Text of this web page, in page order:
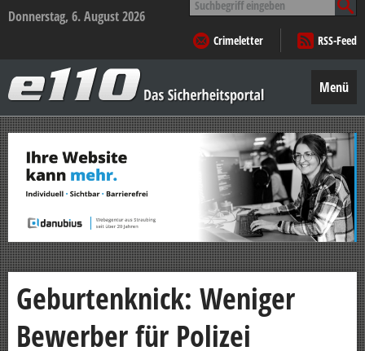
Donnerstag, 6. August 2026
nach:
Crimeletter
RSS-Feed
–
Das
Sicherheitsportal
Menü
Zum
Inhalt
springen
Geburtenknick: Weniger
Bewerber für Polizei